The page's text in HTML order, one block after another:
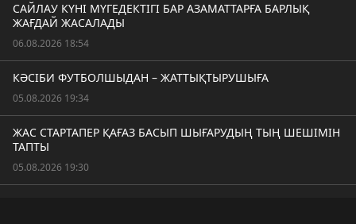
САЙЛАУ КҮНІ МҮГЕДЕКТІГІ БАР АЗАМАТТАРҒА БАРЛЫҚ
ЖАҒДАЙ ЖАСАЛАДЫ
06.08.2026 18:54
КӘСІБИ ФУТБОЛШЫДАН – ЖАТТЫҚТЫРУШЫҒА
05.08.2026 19:34
ЖАС СТАРТАПЕР ҚАҒАЗ БАСЫП ШЫҒАРУДЫҢ ТЫҢ ШЕШІМІН
ТАПТЫ
05.08.2026 19:30